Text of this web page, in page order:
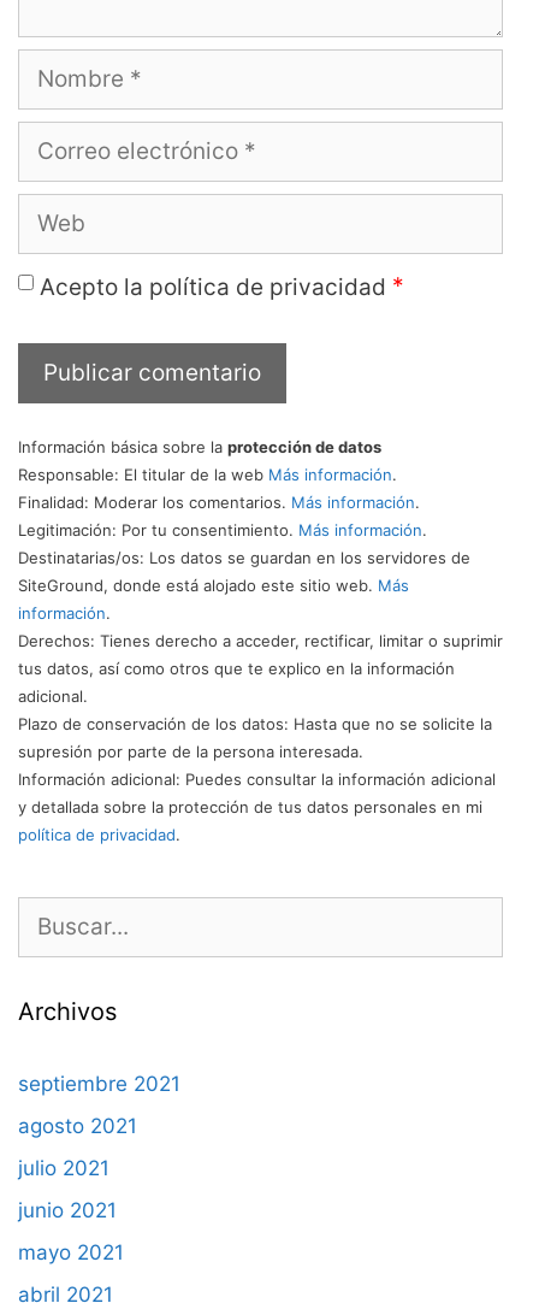
Nombre
Correo
electrónico
Web
Acepto la política de privacidad *
Información básica sobre la protección de datos
Responsable: El titular de la web Más información.
Finalidad: Moderar los comentarios. Más información.
Legitimación: Por tu consentimiento. Más información.
Destinatarias/os: Los datos se guardan en los servidores de
SiteGround, donde está alojado este sitio web. Más
información.
Derechos: Tienes derecho a acceder, rectificar, limitar o suprimir
tus datos, así como otros que te explico en la información
adicional.
Plazo de conservación de los datos: Hasta que no se solicite la
supresión por parte de la persona interesada.
Información adicional: Puedes consultar la información adicional
y detallada sobre la protección de tus datos personales en mi
política de privacidad.
Buscar:
Archivos
septiembre 2021
agosto 2021
julio 2021
junio 2021
mayo 2021
abril 2021